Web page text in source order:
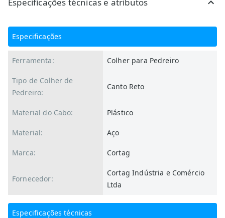
Especificações
Ferramenta: Colher para Pedreiro
Tipo de Colher de
Pedreiro:
Canto Reto
Material do Cabo: Plástico
Material: Aço
Marca: Cortag
Fornecedor:
Cortag Indústria e Comércio
Ltda
Especificações técnicas